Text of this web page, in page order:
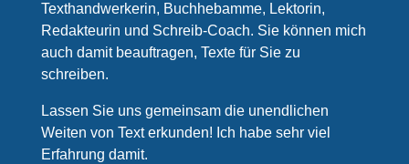
Texthandwerkerin, Buchhebamme, Lektorin,
Redakteurin und Schreib-Coach. Sie können mich
auch damit beauftragen, Texte für Sie zu
schreiben.
Lassen Sie uns gemeinsam die unendlichen
Weiten von Text erkunden! Ich habe sehr viel
Erfahrung damit.